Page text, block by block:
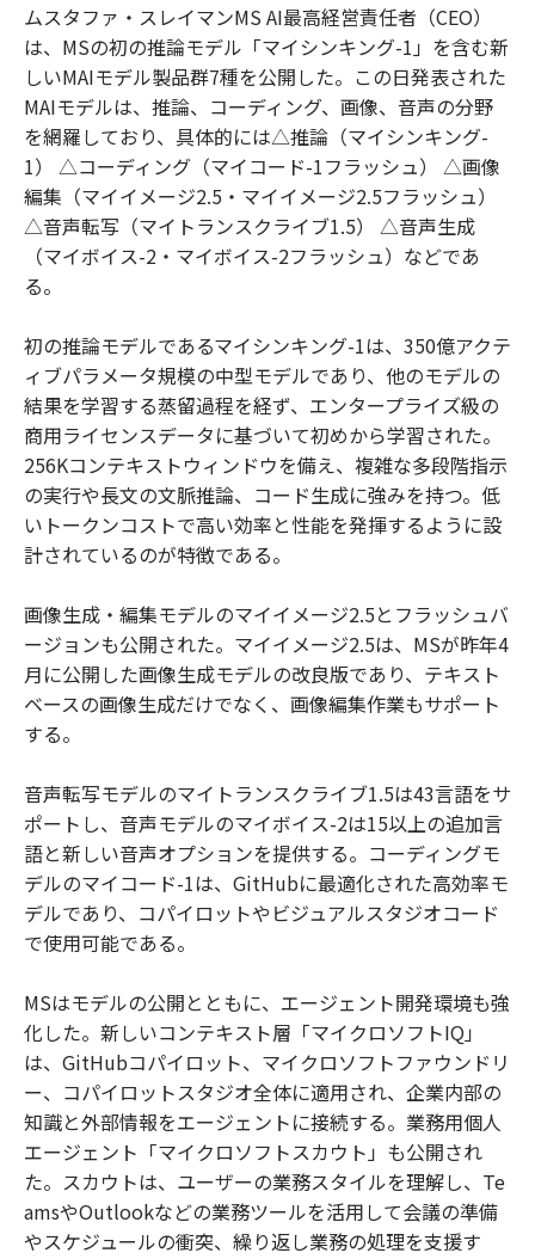
ムスタファ・スレイマンMS AI最高経営責任者（CEO）
は、MSの初の推論モデル「マイシンキング-1」を含む新
しいMAIモデル製品群7種を公開した。この日発表された
MAIモデルは、推論、コーディング、画像、音声の分野
を網羅しており、具体的には△推論（マイシンキング-
1） △コーディング（マイコード-1フラッシュ） △画像
編集（マイイメージ2.5・マイイメージ2.5フラッシュ）
△音声転写（マイトランスクライブ1.5） △音声生成
（マイボイス-2・マイボイス-2フラッシュ）などであ
る。
初の推論モデルであるマイシンキング-1は、350億アクテ
ィブパラメータ規模の中型モデルであり、他のモデルの
結果を学習する蒸留過程を経ず、エンタープライズ級の
商用ライセンスデータに基づいて初めから学習された。
256Kコンテキストウィンドウを備え、複雑な多段階指示
の実行や長文の文脈推論、コード生成に強みを持つ。低
いトークンコストで高い効率と性能を発揮するように設
計されているのが特徴である。
画像生成・編集モデルのマイイメージ2.5とフラッシュバ
ージョンも公開された。マイイメージ2.5は、MSが昨年4
月に公開した画像生成モデルの改良版であり、テキスト
ベースの画像生成だけでなく、画像編集作業もサポート
する。
音声転写モデルのマイトランスクライブ1.5は43言語をサ
ポートし、音声モデルのマイボイス-2は15以上の追加言
語と新しい音声オプションを提供する。コーディングモ
デルのマイコード-1は、GitHubに最適化された高効率モ
デルであり、コパイロットやビジュアルスタジオコード
で使用可能である。
MSはモデルの公開とともに、エージェント開発環境も強
化した。新しいコンテキスト層「マイクロソフトIQ」
は、GitHubコパイロット、マイクロソフトファウンドリ
ー、コパイロットスタジオ全体に適用され、企業内部の
知識と外部情報をエージェントに接続する。業務用個人
エージェント「マイクロソフトスカウト」も公開され
た。スカウトは、ユーザーの業務スタイルを理解し、Te
amsやOutlookなどの業務ツールを活用して会議の準備
やスケジュールの衝突、繰り返し業務の処理を支援す